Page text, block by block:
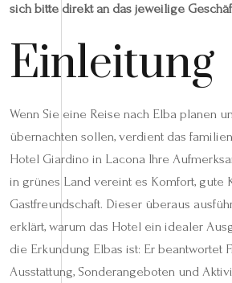
sich bitte direkt an das jeweilige
Einleitung
Wenn Sie eine Reise nach Elba planen
übernachten sollen, verdient das
Hotel Giardino in Lacona Ihre
in grünes Land vereint es Komfort, gute
Gastfreundschaft. Dieser überaus
erklärt, warum das Hotel ein idealer
die Erkundung Elbas ist: Er beantwortet
Ausstattung, Sonderangeboten und